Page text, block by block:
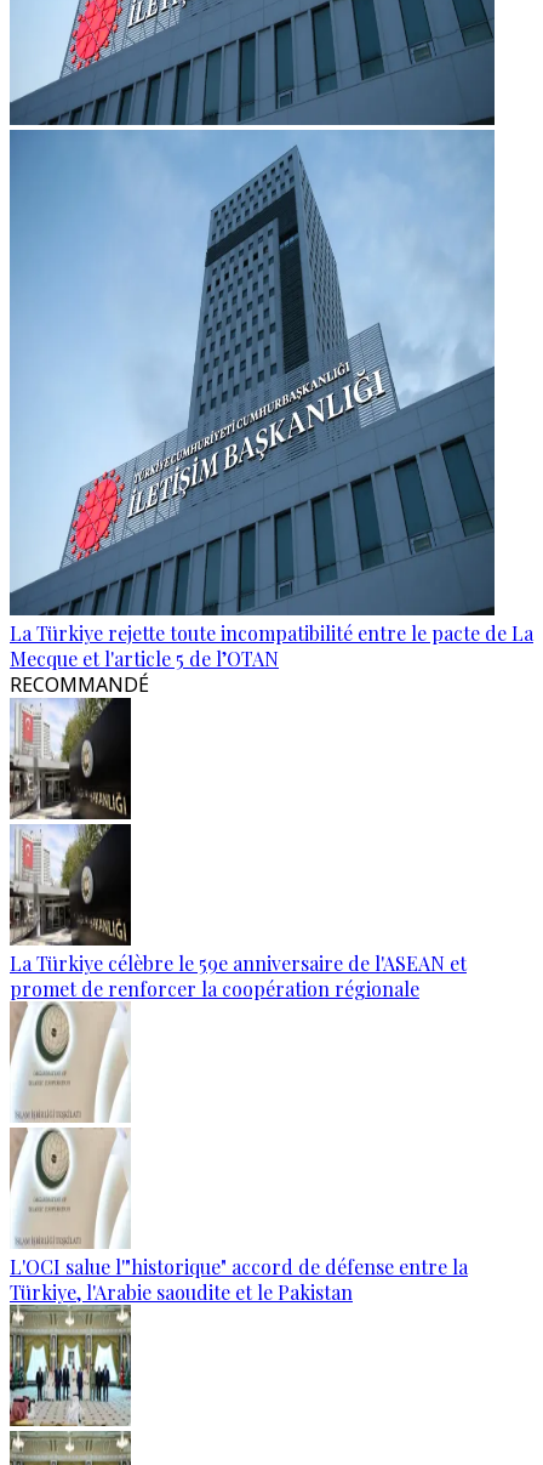
La Türkiye rejette toute incompatibilité entre le pacte de La
Mecque et l'article 5 de l’OTAN
RECOMMANDÉ
La Türkiye célèbre le 59e anniversaire de l'ASEAN et
promet de renforcer la coopération régionale
L'OCI salue l'"historique" accord de défense entre la
Türkiye, l'Arabie saoudite et le Pakistan